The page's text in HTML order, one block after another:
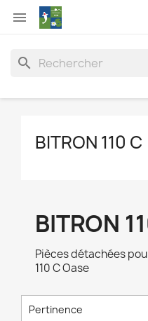

search
BITRON 110 C
BITRON
Pièces détachées
110 C Oase
Pertinence